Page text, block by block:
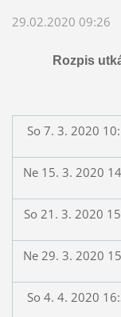
29.02.2020 09:26
Rozpis
So 7. 3. 2020
Ne 15. 3. 2020
So 21. 3. 2020
Ne 29. 3. 2020
So 4. 4. 2020